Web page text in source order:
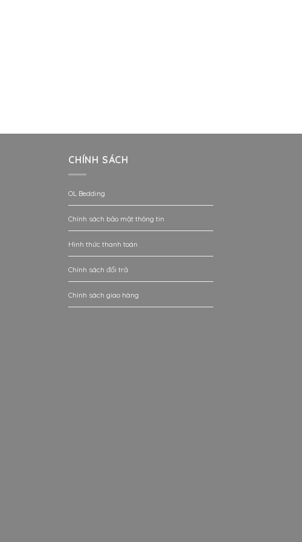
CHÍNH SÁCH
OL Bedding
Chính sách bảo mật thông tin
Hình thức thanh toán
Chính sách đổi trả
Chính sách giao hàng